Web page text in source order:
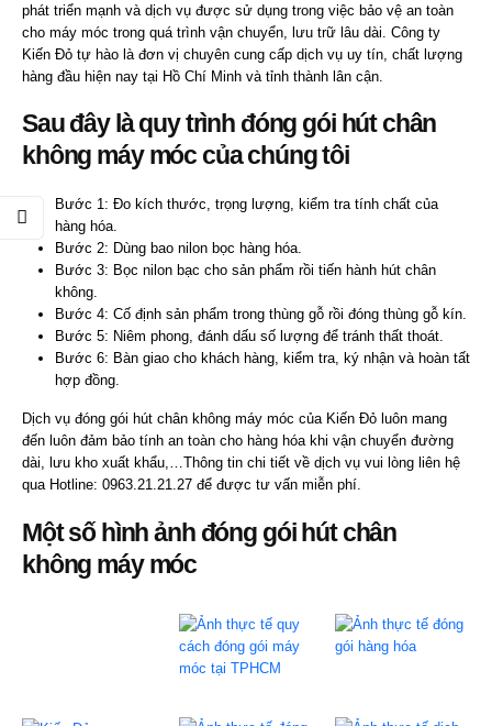
phát triển mạnh và dịch vụ được sử dụng trong việc bảo vệ an toàn
cho máy móc trong quá trình vận chuyển, lưu trữ lâu dài. Công ty
Kiến Đỏ tự hào là đơn vị chuyên cung cấp dịch vụ uy tín, chất lượng
hàng đầu hiện nay tại Hồ Chí Minh và tỉnh thành lân cận.
Sau đây là quy trình đóng gói hút chân
không máy móc của chúng tôi
Bước 1: Đo kích thước, trọng lượng, kiểm tra tính chất của
hàng hóa.
Bước 2: Dùng bao nilon bọc hàng hóa.
Bước 3: Bọc nilon bạc cho sản phẩm rồi tiến hành hút chân
không.
Bước 4: Cố định sản phẩm trong thùng gỗ rồi đóng thùng gỗ kín.
Bước 5: Niêm phong, đánh dấu số lượng để tránh thất thoát.
Bước 6: Bàn giao cho khách hàng, kiểm tra, ký nhận và hoàn tất
hợp đồng.
Dịch vụ đóng gói hút chân không máy móc của Kiến Đỏ luôn mang
đến luôn đảm bảo tính an toàn cho hàng hóa khi vận chuyển đường
dài, lưu kho xuất khẩu,…Thông tin chi tiết về dịch vụ vui lòng liên hệ
qua Hotline: 0963.21.21.27 để được tư vấn miễn phí.
Một số hình ảnh đóng gói hút chân
không máy móc